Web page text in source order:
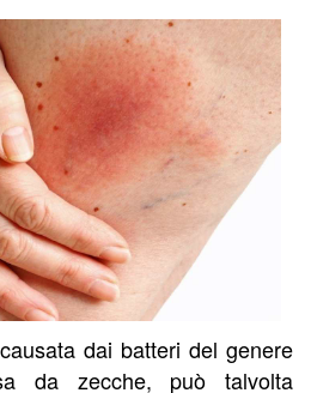
dai batteri del genere
da zecche, può talvolta